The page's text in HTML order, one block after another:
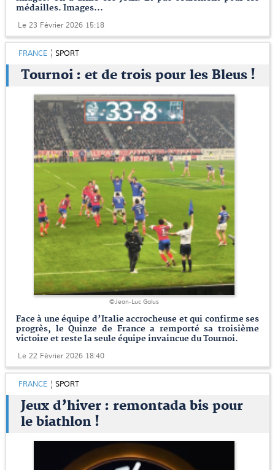
médailles. Images...
Le 23 Février 2026 15:18
FRANCE SPORT
Tournoi : et de trois pour les Bleus !
©Jean-Luc Galus
Face à une équipe d’Italie accrocheuse et qui confirme ses
progrès, le Quinze de France a remporté sa troisième
victoire et reste la seule équipe invaincue du Tournoi.
Le 22 Février 2026 18:40
FRANCE SPORT
Jeux d’hiver : remontada bis pour
le biathlon !